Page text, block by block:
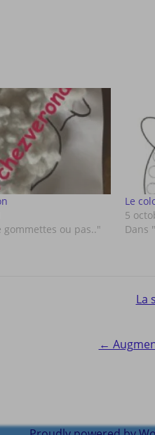
gommettes ou pas.."
Le
5
Dans
La
←